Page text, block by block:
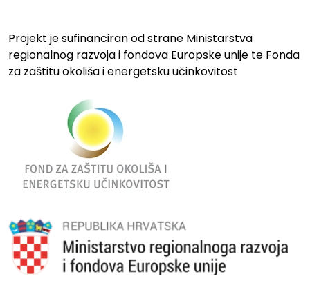
Projekt je sufinanciran od strane Ministarstva
regionalnog razvoja i fondova Europske unije te Fonda
za zaštitu okoliša i energetsku učinkovitost